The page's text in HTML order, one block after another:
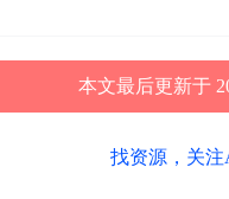
本文最后更新于
找资源，关注